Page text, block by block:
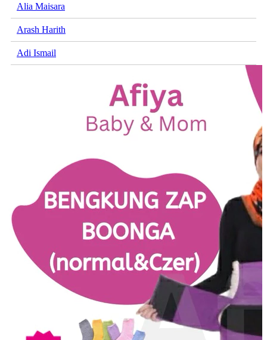
Alia Maisara
Arash Harith
Adi Ismail